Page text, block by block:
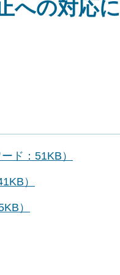
への対応
ド：51KB）
）
）